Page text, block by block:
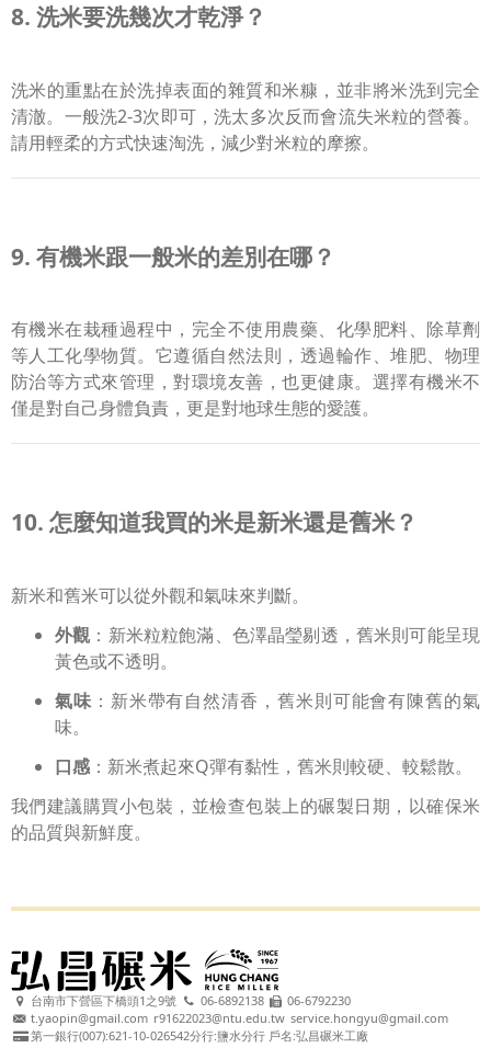
8. 洗米要洗幾次才乾淨？
洗米的重點在於洗掉表面的雜質和米糠，並非將米洗到完全
清澈。一般洗2-3次即可，洗太多次反而會流失米粒的營養。
請用輕柔的方式快速淘洗，減少對米粒的摩擦。
9. 有機米跟一般米的差別在哪？
有機米在栽種過程中，完全不使用農藥、化學肥料、除草劑
等人工化學物質。它遵循自然法則，透過輪作、堆肥、物理
防治等方式來管理，對環境友善，也更健康。選擇有機米不
僅是對自己身體負責，更是對地球生態的愛護。
10. 怎麼知道我買的米是新米還是舊米？
新米和舊米可以從外觀和氣味來判斷。
外觀 ：新米粒粒飽滿、色澤晶瑩剔透，舊米則可能呈現
黃色或不透明。
氣味：新米帶有自然清香，舊米則可能會有陳舊的氣
味。
口感 ：新米煮起來Q彈有黏性，舊米則較硬、較鬆散。
我們建議購買小包裝，並檢查包裝上的碾製日期，以確保米
的品質與新鮮度。
台南市下營區下橋頭1之9號 06-6892138
06-6792230
t.yaopin@gmail.com r91622023@ntu.edu.tw service.hongyu@gmail.com
第一銀行(007):621-10-026542分行:鹽水分行 戶名:弘昌碾米工廠